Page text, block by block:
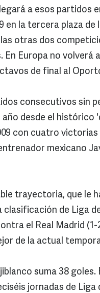
a esos partidos
en la tercera plaza
otras dos
En Europa no
de final al
consecutivos sin
año desde el histórico
con cuatro victorias
mexicano
trayectoria, que le
clasificación de Liga
el Real Madrid
de la actual
suma 38
jornadas de